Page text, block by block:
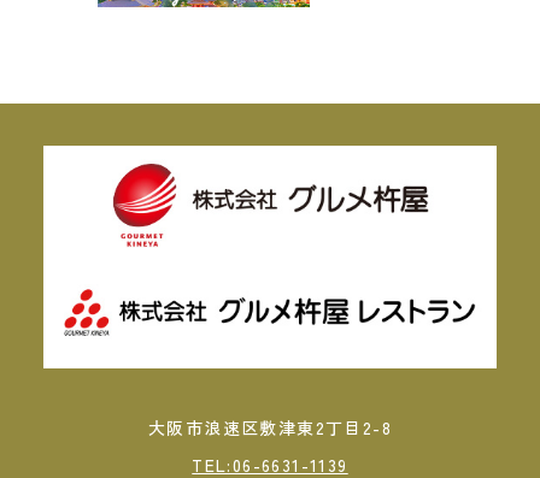
大阪市浪速区敷津東2丁目2-8
TEL:06-6631-1139